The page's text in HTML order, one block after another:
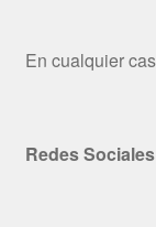
En cualquier
Redes